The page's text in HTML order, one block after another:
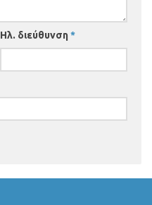
Ηλ. διεύθυνση *